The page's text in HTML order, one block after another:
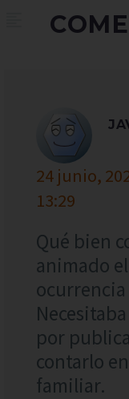
24 junio,
13:29
Qué bien
animado
por
contarlo
familiar.